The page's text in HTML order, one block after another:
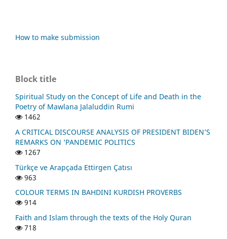
How to make submission
Block title
Spiritual Study on the Concept of Life and Death in the
Poetry of Mawlana Jalaluddin Rumi
1462
A CRITICAL DISCOURSE ANALYSIS OF PRESIDENT BIDEN’S
REMARKS ON ‘PANDEMIC POLITICS
1267
Türkçe ve Arapçada Ettirgen Çatısı
963
COLOUR TERMS IN BAHDINI KURDISH PROVERBS
914
Faith and Islam through the texts of the Holy Quran
718